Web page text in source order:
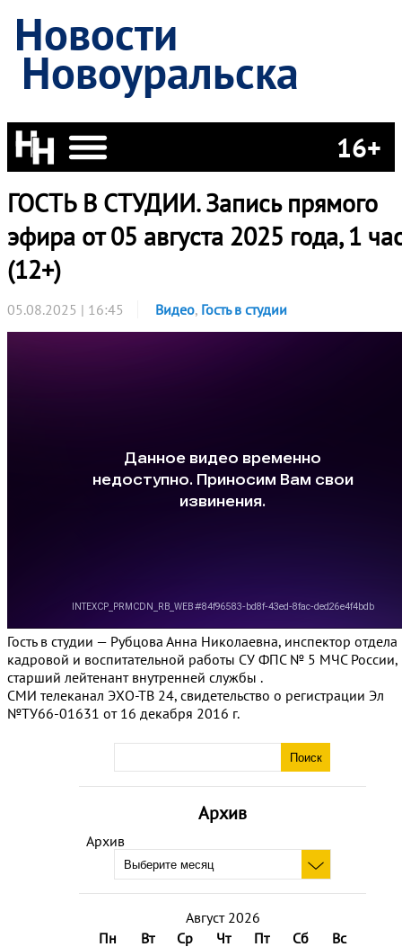
Новости
Новоуральска
16+
Архив
Архив
Август 2026
Пн
Вт Ср Чт Пт Сб
Вс
ГОСТЬ В СТУДИИ. Запись прямого
эфира от 05 августа 2025 года, 1
(12+)
05.08.2025 | 16:45 Видео, Гость в студии
Гость в студии — Рубцова Анна Николаевна, инспектор отдела
кадровой и воспитательной работы СУ ФПС № 5 МЧС России,
старший лейтенант внутренней службы .
СМИ телеканал ЭХО-ТВ 24, свидетельство о регистрации Эл
№ТУ66-01631 от 16 декабря 2016 г.